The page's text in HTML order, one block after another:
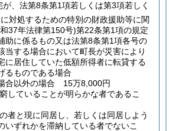
が、法第8条第1項若しくは第3項若しく
対処するための特別の財政援助等に関
37年法律第150号)第22条第1項の規定
助に係るもの又は法第8条第1項各号の
当する場合において町長が災害により
に居住していた低額所得者に転貸する
るものである場合
合以外の場合 15万8,000円
していることが明らかな者であるこ
者と現に同居し、若しくは同居しよう
いずれかを滞納している者でないこ